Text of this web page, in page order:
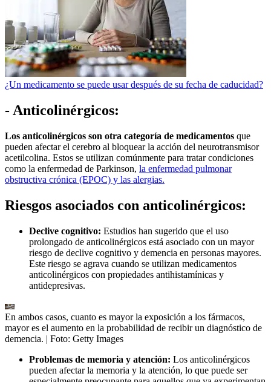
¿Un medicamento se puede usar después de su fecha de caducidad?
- Anticolinérgicos:
Los anticolinérgicos son otra categoría de medicamentos que
pueden afectar el cerebro al bloquear la acción del neurotransmisor
acetilcolina. Estos se utilizan comúnmente para tratar condiciones
como la enfermedad de Parkinson, la enfermedad pulmonar
obstructiva crónica (EPOC) y las alergias.
Riesgos asociados con anticolinérgicos:
Declive cognitivo: Estudios han sugerido que el uso
prolongado de anticolinérgicos está asociado con un mayor
riesgo de declive cognitivo y demencia en personas mayores.
Este riesgo se agrava cuando se utilizan medicamentos
anticolinérgicos con propiedades antihistamínicas y
antidepresivas.
En ambos casos, cuanto es mayor la exposición a los fármacos,
mayor es el aumento en la probabilidad de recibir un diagnóstico de
demencia. | Foto: Getty Images
Problemas de memoria y atención: Los anticolinérgicos
pueden afectar la memoria y la atención, lo que puede ser